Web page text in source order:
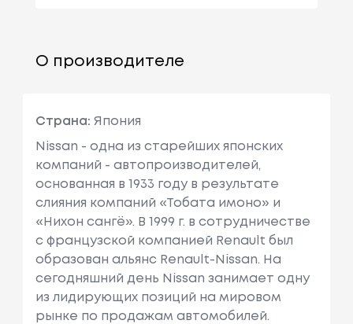
О производителе
Страна: Япония
Nissan - одна из старейших японских
компаний - автопроизводителей,
основанная в 1933 году в результате
слияния компаний «Тобата имоно» и
«Нихон сангё». В 1999 г. в сотрудничестве
с французcкой компанией Renault был
образован альянс Renault-Nissan. На
сегодняшний день Nissan занимает одну
из лидирующих позиций на мировом
рынке по продажам автомобилей.